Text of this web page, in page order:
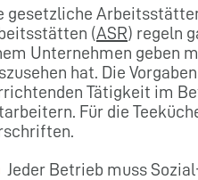
gesetzliche
(ASR) regeln
Unternehmen geben
hat. Die
Tätigkeit im
Für die
Jeder Betrieb muss